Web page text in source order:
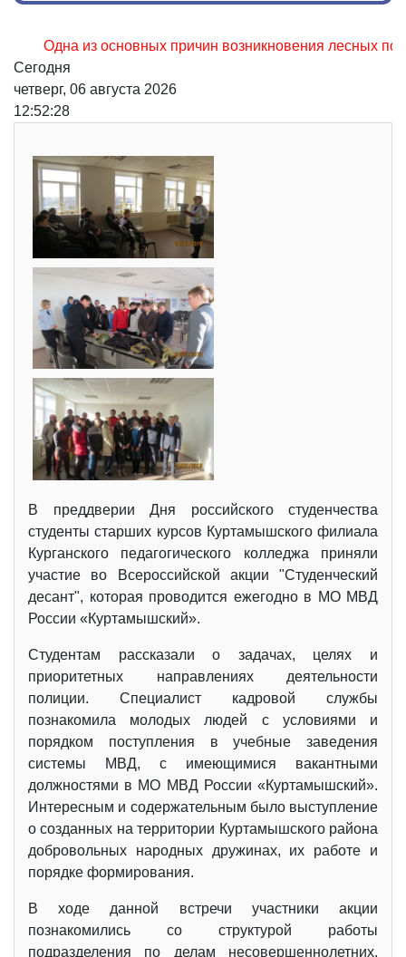
Одна из основных причин возникновения лесных
Сегодня
четверг, 06 августа 2026
12:52:29
В преддверии Дня российского студенчества
студенты старших курсов Куртамышского филиала
Курганского педагогического колледжа приняли
участие во Всероссийской акции "Студенческий
десант", которая проводится ежегодно в МО МВД
России «Куртамышский».
Студентам рассказали о задачах, целях и
приоритетных направлениях деятельности
полиции. Специалист кадровой службы
познакомила молодых людей с условиями и
порядком поступления в учебные заведения
системы МВД, с имеющимися вакантными
должностями в МО МВД России «Куртамышский».
Интересным и содержательным было выступление
о созданных на территории Куртамышского района
добровольных народных дружинах, их работе и
порядке формирования.
В ходе данной встречи участники акции
познакомились со структурой работы
подразделения по делам несовершеннолетних.